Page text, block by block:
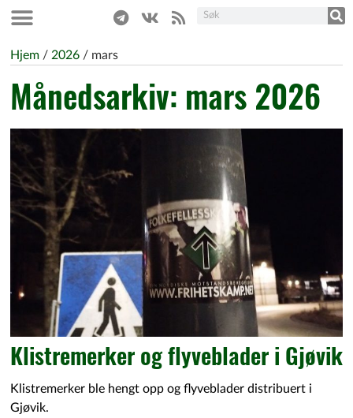
Hjem / 2026 / mars
Månedsarkiv: mars 2026
Klistremerker og flyveblader i Gjøvik
Klistremerker ble hengt opp og flyveblader distribuert i
Gjøvik.